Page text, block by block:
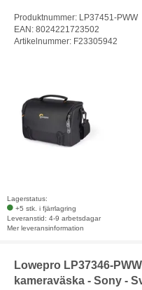
Produktnummer: LP37451-PWW
EAN: 8024221723502
Artikelnummer: F23305942
Lagerstatus:
+5 stk. i fjärrlagring
Leveranstid: 4-9 arbetsdagar
Mer leveransinformation
Lowepro LP37346-
kameraväska - Sony -